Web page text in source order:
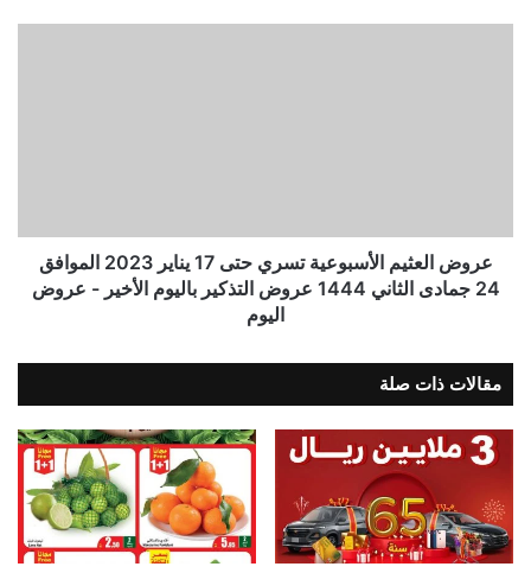
عروض العثيم الأسبوعية تسري حتى 17 يناير 2023 الموافق
24 جمادى الثاني 1444 عروض التذكير باليوم الأخير - عروض
اليوم
مقالات ذات صلة